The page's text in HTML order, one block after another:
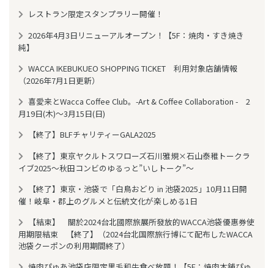
レストラン限定スタンプラリー開催！
2026年4月3日リニューアルオープン！【5F：焼肉・すき焼き
純】
WACCA IKEBUKUEO SHOPPING TICKET 利用対象店舗情報
（2026年7月1日更新）
喜愛来とWacca Coffee Club。-Art & Coffee Collaboration - 2
月19日(木)～3月15日(日)
【終了】BLFチャリティーGALA2025
【終了】東京ヤクルトスワローズ石川雅規×石山泰稚トークラ
イブ2025〜秋田コンビのゆるっと”いしトーク”〜
【終了】東京・池袋で「白鳥おどり in 池袋2025」10月11日開
催！岐阜・郡上のグルメと伝統文化が楽しめる1日
【結束】 關於2024台北國際旅展所發放的WACCA池袋優惠券使
用期限結束 【終了】（2024台北国際旅行博にて配布したWACCA
池袋クーポンの利用期間終了）